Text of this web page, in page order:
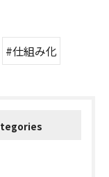
#仕組み化